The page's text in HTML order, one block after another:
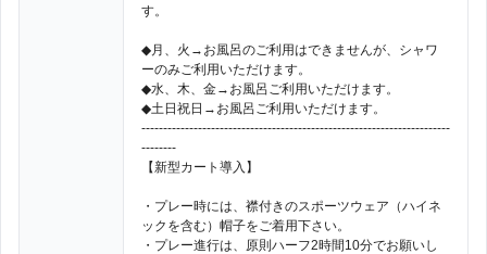
す。
◆月、火→お風呂のご利用はできませんが、シャワ
ーのみご利用いただけます。
◆水、木、金→お風呂ご利用いただけます。
◆土日祝日→お風呂ご利用いただけます。
-----------------------------------------------------------------------
--------
【新型カート導入】
・プレー時には、襟付きのスポーツウェア（ハイネ
ックを含む）帽子をご着用下さい。
・プレー進行は、原則ハーフ2時間10分でお願いし